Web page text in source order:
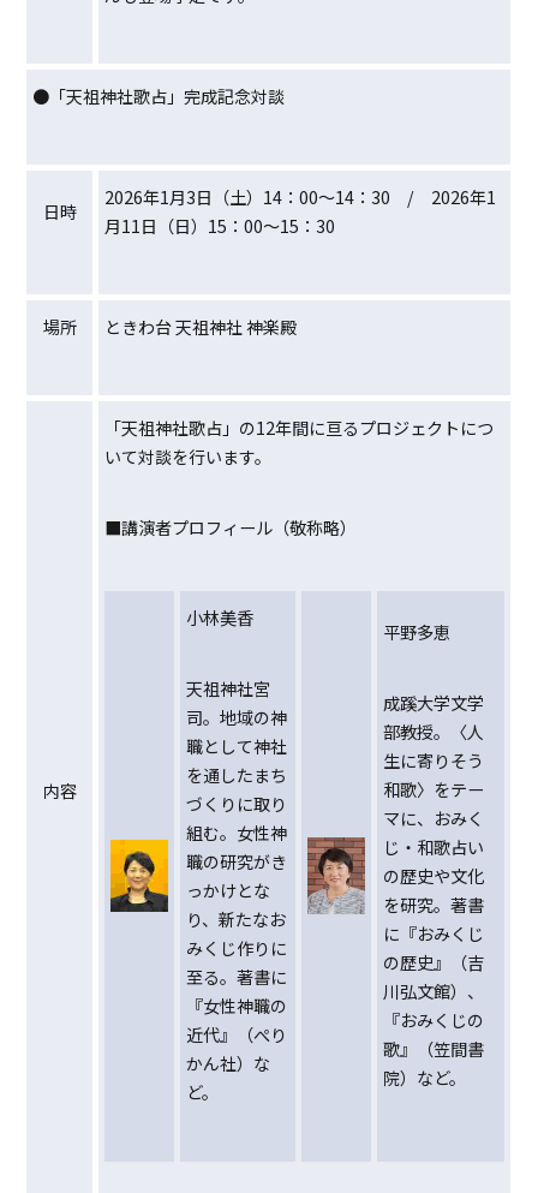
●「天祖神社歌占」完成記念対談
日時
2026年1月3日（土）14：00～14：30 / 2026年1
月11日（日）15：00～15：30
場所 ときわ台 天祖神社 神楽殿
内容
「天祖神社歌占」の12年間に亘るプロジェクトにつ
いて対談を行います。
■講演者プロフィール（敬称略）
小林美香
天祖神社宮
司。地域の神
職として神社
を通したまち
づくりに取り
組む。女性神
職の研究がき
っかけとな
り、新たなお
みくじ作りに
至る。著書に
『女性神職の
近代』（ぺり
かん社）な
ど。
平野多恵
成蹊大学文学
部教授。〈人
生に寄りそう
和歌〉をテー
マに、おみく
じ・和歌占い
の歴史や文化
を研究。著書
に『おみくじ
の歴史』（吉
川弘文館）、
『おみくじの
歌』（笠間書
院）など。